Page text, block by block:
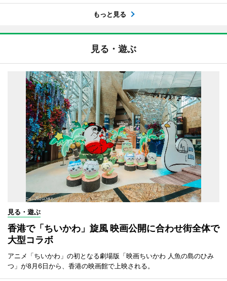
もっと見る
見る・遊ぶ
見る・遊ぶ
香港で「ちいかわ」旋風 映画公開に合わせ街全体で
大型コラボ
アニメ「ちいかわ」の初となる劇場版「映画ちいかわ 人魚の島のひみ
つ」が8月6日から、香港の映画館で上映される。